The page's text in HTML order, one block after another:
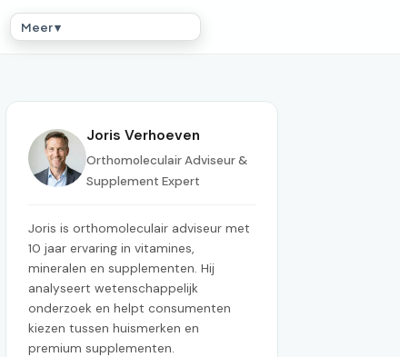
Meer ▾
Joris Verhoeven
Orthomoleculair Adviseur &
Supplement Expert
Joris is orthomoleculair adviseur met
10 jaar ervaring in vitamines,
mineralen en supplementen. Hij
analyseert wetenschappelijk
onderzoek en helpt consumenten
kiezen tussen huismerken en
premium supplementen.